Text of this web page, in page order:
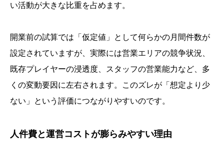
い活動が大きな比重を占めます。
開業前の試算では「仮定値」として何らかの月間件数が
設定されていますが、実際には営業エリアの競争状況、
既存プレイヤーの浸透度、スタッフの営業能力など、多
くの変動要因に左右されます。このズレが「想定より少
ない」という評価につながりやすいのです。
人件費と運営コストが膨らみやすい理由